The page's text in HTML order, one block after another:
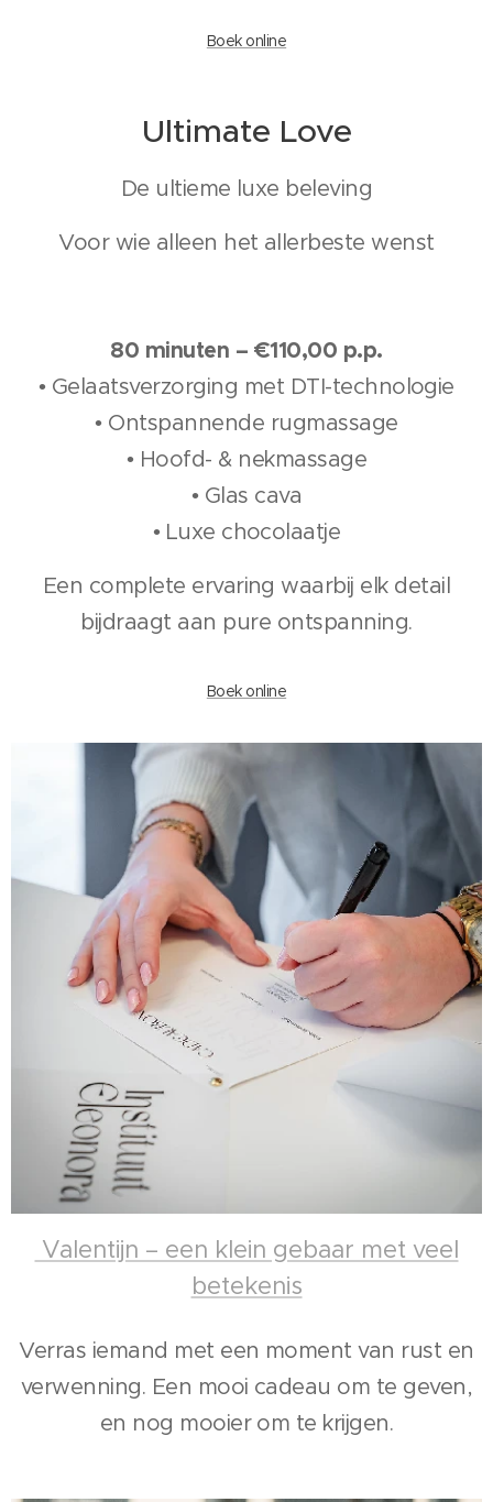
Boek online
Ultimate Love
De ultieme luxe beleving
Voor wie alleen het allerbeste wenst
80 minuten – €110,00 p.p.
• Gelaatsverzorging met DTI-technologie
• Ontspannende rugmassage
• Hoofd- & nekmassage
• Glas cava
• Luxe chocolaatje
Een complete ervaring waarbij elk detail
bijdraagt aan pure ontspanning.
Boek online
Valentijn – een klein gebaar met veel
betekenis
Verras iemand met een moment van rust en
verwenning. Een mooi cadeau om te geven,
en nog mooier om te krijgen.